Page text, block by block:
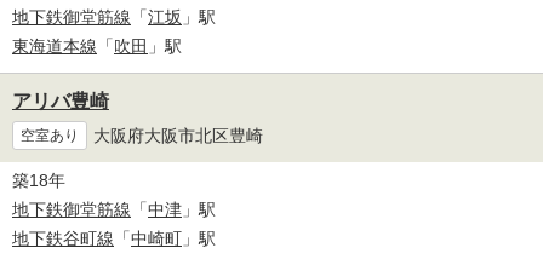
地下鉄御堂筋線 「江坂 」駅
東海道本線 「吹田 」駅
アリバ豊崎
空室あり 大阪府大阪市北区豊崎
築18年
地下鉄御堂筋線 「中津 」駅
地下鉄谷町線 「中崎町 」駅